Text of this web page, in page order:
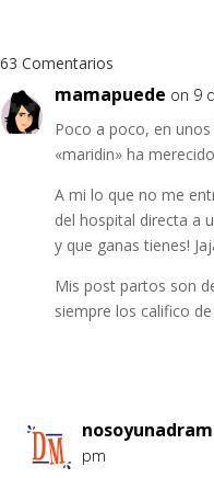
63 Comentarios
mamapuede on 9
Poco a poco, en
«maridin» ha
A mi lo que no me
del hospital directa a
y que ganas tienes!
Mis post partos son
siempre los califico
pm